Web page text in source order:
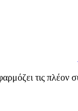
τις πλέον